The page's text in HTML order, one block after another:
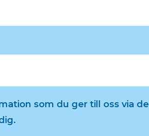
som du ger till oss via